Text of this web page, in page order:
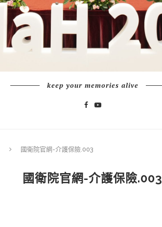
keep your memories alive
國衛院官網-介護保險.003
國衛院官網-介護保險.003